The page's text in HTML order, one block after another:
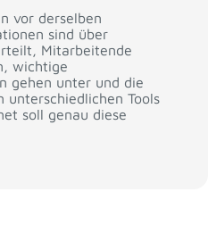
vor derselben
sind über
Mitarbeitende
wichtige
gehen unter und die
Tools
soll genau diese